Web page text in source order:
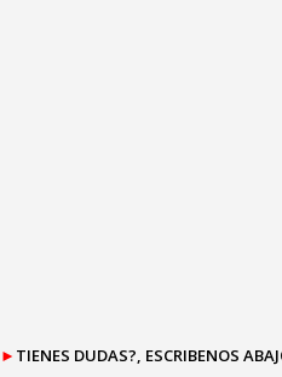
► TIENES DUDAS?, ESCRIBENOS